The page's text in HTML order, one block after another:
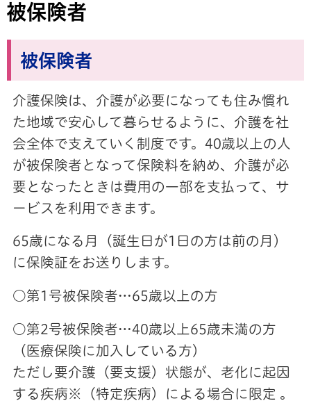
被保険者
被保険者
介護保険は、介護が必要になっても住み慣れ
た地域で安心して暮らせるように、介護を社
会全体で支えていく制度です。40歳以上の人
が被保険者となって保険料を納め、介護が必
要となったときは費用の一部を支払って、サ
ービスを利用できます。
65歳になる月（誕生日が1日の方は前の月）
に保険証をお送りします。
○第1号被保険者…65歳以上の方
○第2号被保険者…40歳以上65歳未満の方
（医療保険に加入している方）
ただし要介護（要支援）状態が、老化に起因
する疾病※（特定疾病）による場合に限定 。